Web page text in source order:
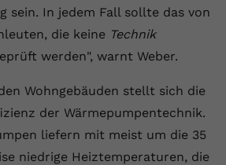
sein. In jedem Fall sollte das von
die keine Technik
werden", warnt Weber.
Wohngebäuden stellt sich die
der Wärmepumpentechnik.
liefern mit meist um die 35
niedrige Heiztemperaturen, die
von YouTube gesetzte Cookie
eine eindeutige ID, um
darüber zu speichern, welche